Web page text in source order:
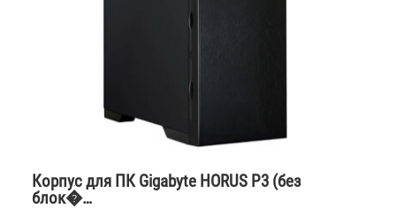
Корпус для ПК Gigabyte HORUS P3 (без
блок�…